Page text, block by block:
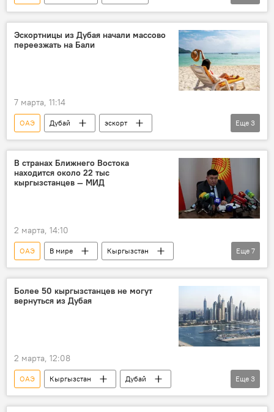
Ормузский пролив
открытие
Эскортницы из Дубая начали массово
переезжать на Бали
7 марта, 11:14
ОАЭ Дубай
эскорт
эскортницы
Бали
Ближний Восток
Еще 3
В странах Ближнего Востока
находится около 22 тыс
кыргызстанцев — МИД
2 марта, 14:10
ОАЭ В мире
Кыргызстан
Дубай
Израиль
граждане
конфликт
атака
ракетная атака
Еще 7
Более 50 кыргызстанцев не могут
вернуться из Дубая
2 марта, 12:08
ОАЭ Кыргызстан
Дубай
кыргызстанцы
вылет МИД
Еще 3